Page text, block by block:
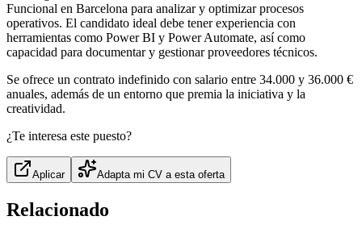
Funcional en Barcelona para analizar y optimizar procesos
operativos. El candidato ideal debe tener experiencia con
herramientas como Power BI y Power Automate, así como
capacidad para documentar y gestionar proveedores técnicos.
Se ofrece un contrato indefinido con salario entre 34.000 y 36.000 €
anuales, además de un entorno que premia la iniciativa y la
creatividad.
¿Te interesa este puesto?
Aplicar Adapta mi CV a esta oferta
Relacionado